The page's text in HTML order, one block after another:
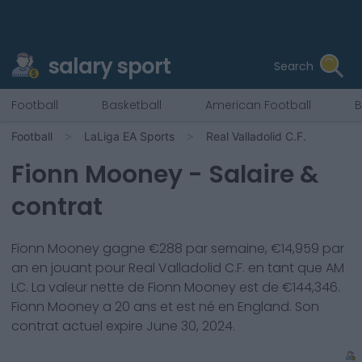
salary sport Search
Football Basketball American Football
Football LaLiga EA Sports Real Valladolid C.F.
Fionn Mooney - Salaire &
contrat
Fionn Mooney gagne €288 par semaine, €14,959 par
an en jouant pour Real Valladolid C.F. en tant que AM
LC. La valeur nette de Fionn Mooney est de €144,346.
Fionn Mooney a 20 ans et est né en England. Son
contrat actuel expire June 30, 2024.